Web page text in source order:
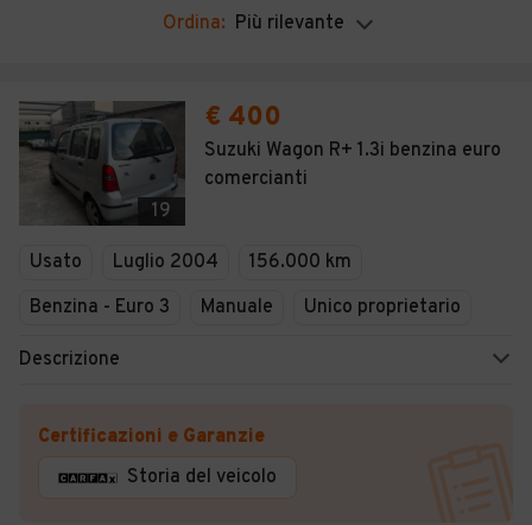
Noleggio a lungo termine
Moto
Camper
Veicoli Commerciali
Ordina: Più rilevante
19
€ 400
Suzuki Wagon R+ 1.3i benzina euro
comercianti
Usato Luglio 2004
156.000 km
Benzina - Euro 3
Manuale Unico proprietario
Descrizione
Certificazioni e Garanzie
Storia del veicolo